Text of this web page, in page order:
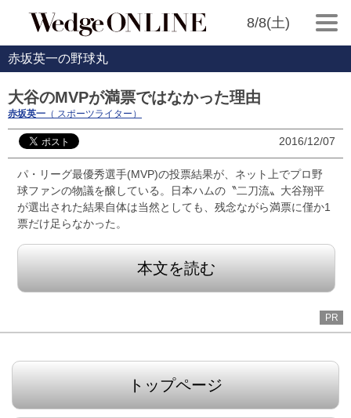
8/8(土)
赤坂英一の野球丸
大谷のMVPが満票ではなかった理由
赤坂英一 （ スポーツライター）
2016/12/07
パ・リーグ最優秀選手(MVP)の投票結果が、ネット上でプロ野
球ファンの物議を醸している。日本ハムの〝二刀流〟大谷翔平
が選出された結果自体は当然としても、残念ながら満票に僅か1
票だけ足らなかった。
本文を読む
PR
トップページ